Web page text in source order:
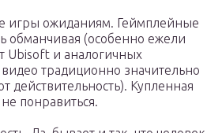
игры ожиданиям. Геймплейные
(особенно ежели
Ubisoft и аналогичных
традиционно значительно
действительность). Купленная
понравиться.